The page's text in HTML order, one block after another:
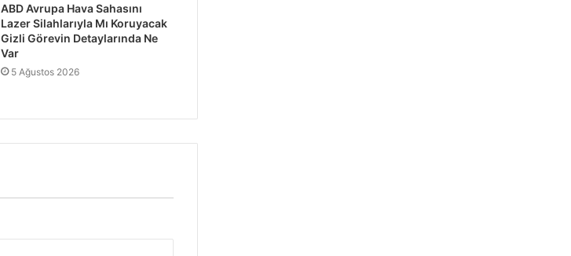
ABD Avrupa Hava Sahasını
Lazer Silahlarıyla Mı Koruyacak
Gizli Görevin Detaylarında Ne
Var
5 Ağustos 2026